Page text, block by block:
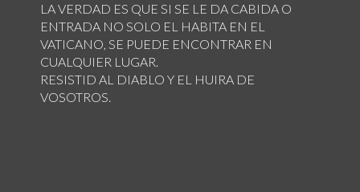
LA VERDAD ES QUE SI SE LE DA CABIDA O
ENTRADA NO SOLO EL HABITA EN EL
VATICANO, SE PUEDE ENCONTRAR EN
CUALQUIER LUGAR.
RESISTID AL DIABLO Y EL HUIRA DE
VOSOTROS.